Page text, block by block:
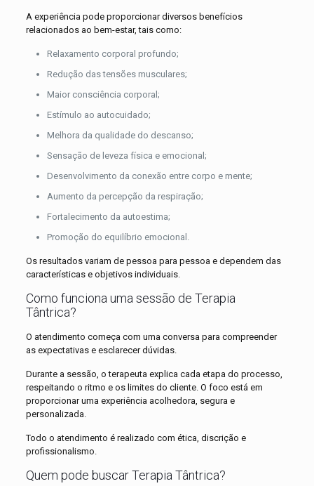
A experiência pode proporcionar diversos benefícios
relacionados ao bem-estar, tais como:
Relaxamento corporal profundo;
Redução das tensões musculares;
Maior consciência corporal;
Estímulo ao autocuidado;
Melhora da qualidade do descanso;
Sensação de leveza física e emocional;
Desenvolvimento da conexão entre corpo e mente;
Aumento da percepção da respiração;
Fortalecimento da autoestima;
Promoção do equilíbrio emocional.
Os resultados variam de pessoa para pessoa e dependem das
características e objetivos individuais.
Como funciona uma sessão de Terapia
Tântrica?
O atendimento começa com uma conversa para compreender
as expectativas e esclarecer dúvidas.
Durante a sessão, o terapeuta explica cada etapa do processo,
respeitando o ritmo e os limites do cliente. O foco está em
proporcionar uma experiência acolhedora, segura e
personalizada.
Todo o atendimento é realizado com ética, discrição e
profissionalismo.
Quem pode buscar Terapia Tântrica?